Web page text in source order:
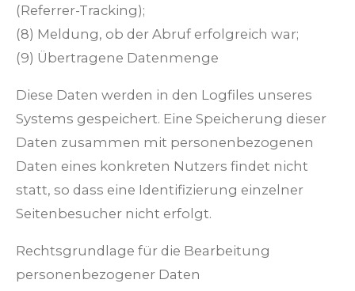
(Referrer-Tracking);
(8) Meldung, ob der Abruf erfolgreich war;
(9) Übertragene Datenmenge
Diese Daten werden in den Logfiles unseres
Systems gespeichert. Eine Speicherung dieser
Daten zusammen mit personenbezogenen
Daten eines konkreten Nutzers findet nicht
statt, so dass eine Identifizierung einzelner
Seitenbesucher nicht erfolgt.
Rechtsgrundlage für die Bearbeitung
personenbezogener Daten